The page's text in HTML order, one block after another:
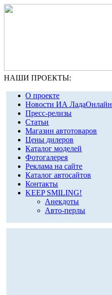
НАШИ ПРОЕКТЫ:
О проекте
Новости ИА ЛадаОнлайн
Пресс-релизы
Статьи
Магазин автотоваров
Цены дилеров
Каталог моделей
Фотогалерея
Реклама на сайте
Каталог автосайтов
Контакты
KEEP SMILING!
Анекдоты
Авто-перлы